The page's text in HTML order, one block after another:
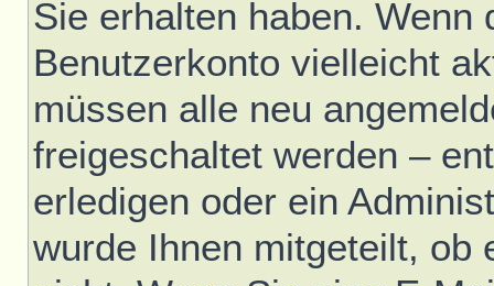
Sie erhalten haben.
Benutzerkonto vielleicht
müssen alle neu
freigeschaltet werden –
erledigen oder ein
wurde Ihnen mitgeteilt, ob